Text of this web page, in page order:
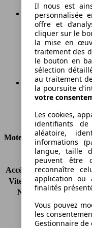
109 g/km
Émissions de CO2
Ø 4.7 l/100km
Consommation
Moteur et Puissance
KW (CH)
Accélération (0-100 km/
Vitesse maximale (km/h)
Nombre de vitesses
Couple
Cylindrée
Carburant
Il nous est
personnalisée
offre et
cliquer sur le
la mise en
traitement des
le bouton en
sélection
au traitement
la poursuite
votre
Les cookies,
identifiants
aléatoire,
informations
langue, taille
peuvent être
reconnaître
application
finalités
Vous pouvez
les
Gestionnaire de